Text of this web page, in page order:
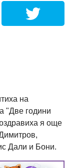
на
"Две години
я още
Дали и Бони.